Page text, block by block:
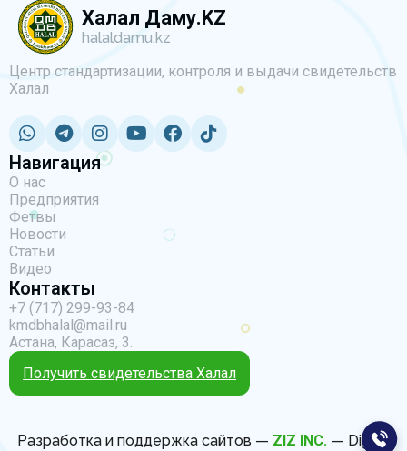
Халал Даму.KZ
halaldamu.kz
Центр стандартизации, контроля и выдачи свидетельств
Халал
Навигация
О нас
Предприятия
Фетвы
Новости
Статьи
Видео
Контакты
+7 (717) 299-93-84
kmdbhalal@mail.ru
Астана, Карасаз, 3.
Получить свидетельства Халал
Разработка и поддержка сайтов — ZIZ INC.— Digital